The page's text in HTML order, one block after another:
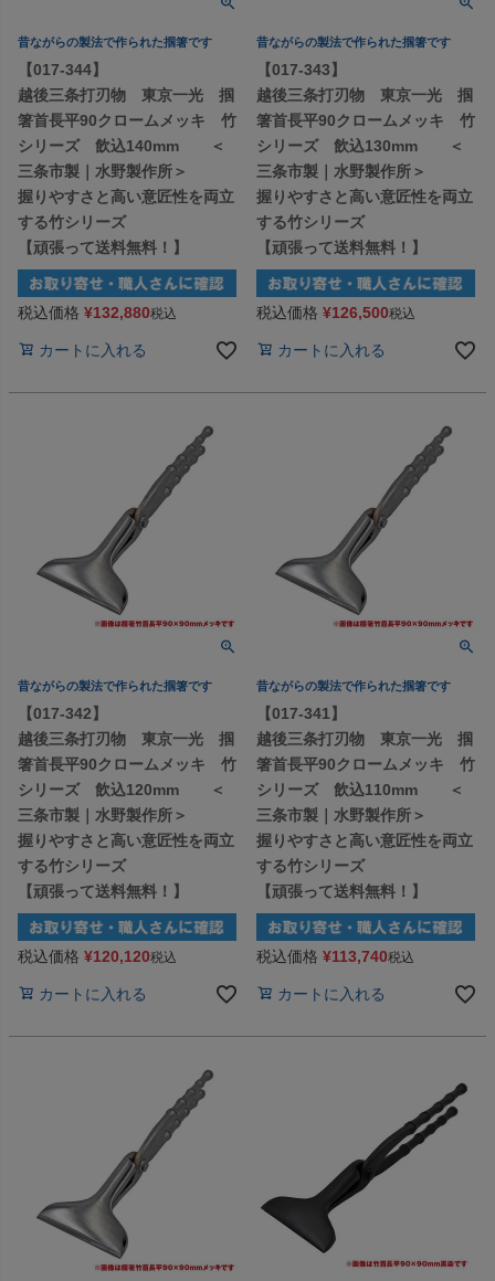
昔ながらの製法で作られた掴箸です
【017-344】
越後三条打刃物 東京一光 掴
箸首長平90クロームメッキ 竹
シリーズ 飲込140mm ＜
三条市製｜水野製作所＞
握りやすさと高い意匠性を両立
する竹シリーズ
【頑張って送料無料！】
税込価格 ¥132,880税込
カートに入れる
昔ながらの製法で作られた掴箸です
【017-343】
越後三条打刃物 東京一光 掴
箸首長平90クロームメッキ 竹
シリーズ 飲込130mm ＜
三条市製｜水野製作所＞
握りやすさと高い意匠性を両立
する竹シリーズ
【頑張って送料無料！】
税込価格 ¥126,500税込
カートに入れる
昔ながらの製法で作られた掴箸です
【017-342】
越後三条打刃物 東京一光 掴
箸首長平90クロームメッキ 竹
シリーズ 飲込120mm ＜
三条市製｜水野製作所＞
握りやすさと高い意匠性を両立
する竹シリーズ
【頑張って送料無料！】
税込価格 ¥120,120税込
カートに入れる
昔ながらの製法で作られた掴箸です
【017-341】
越後三条打刃物 東京一光 掴
箸首長平90クロームメッキ 竹
シリーズ 飲込110mm ＜
三条市製｜水野製作所＞
握りやすさと高い意匠性を両立
する竹シリーズ
【頑張って送料無料！】
税込価格 ¥113,740税込
カートに入れる